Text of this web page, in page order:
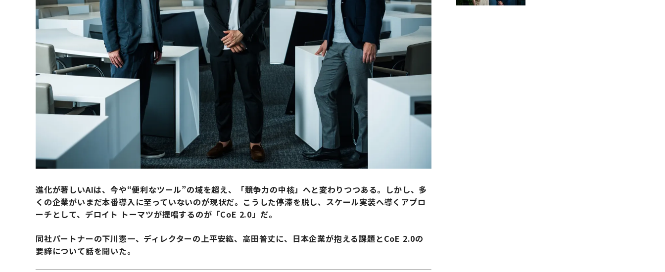
進化が著しいAIは、今や“便利なツール”の域を超え、「競争力の中核」へと変わりつつある。しかし、多
くの企業がいまだ本番導入に至っていないのが現状だ。こうした停滞を脱し、スケール実装へ導くアプロ
ーチとして、デロイト トーマツが提唱するのが「CoE 2.0」だ。
同社パートナーの下川憲一、ディレクターの上平安紘、高田普丈に、日本企業が抱える課題とCoE 2.0の
要諦について話を聞いた。